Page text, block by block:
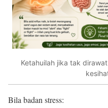
Ketahuilah jika tak
Bila badan stress: